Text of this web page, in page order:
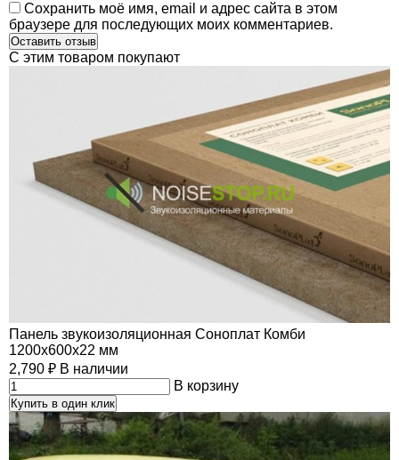
Сохранить моё имя, email и адрес сайта в этом
браузере для последующих моих комментариев.
C этим товаром покупают
Панель звукоизоляционная Соноплат Комби
1200х600х22 мм
2,790 ₽ В наличии
В корзину
Купить в один клик